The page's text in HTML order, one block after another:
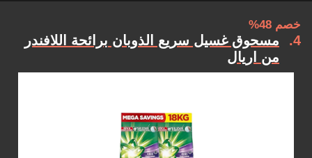
خصم 48%
4
مسحوق غسيل سريع الذوبان برائحة اللافندر
من اريال